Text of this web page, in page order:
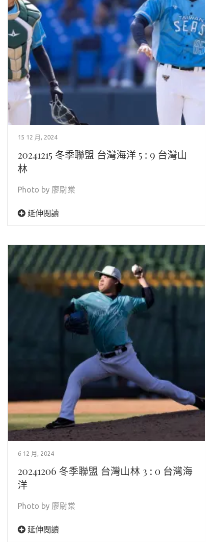
15 12 月, 2024
20241215 冬季聯盟 台灣海洋 5 : 9 台灣山
林
Photo by 廖尉棠
延伸閱讀
6 12 月, 2024
20241206 冬季聯盟 台灣山林 3 : 0 台灣海
洋
Photo by 廖尉棠
延伸閱讀